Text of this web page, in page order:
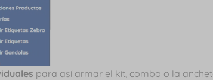
para así armar el kit, combo o la